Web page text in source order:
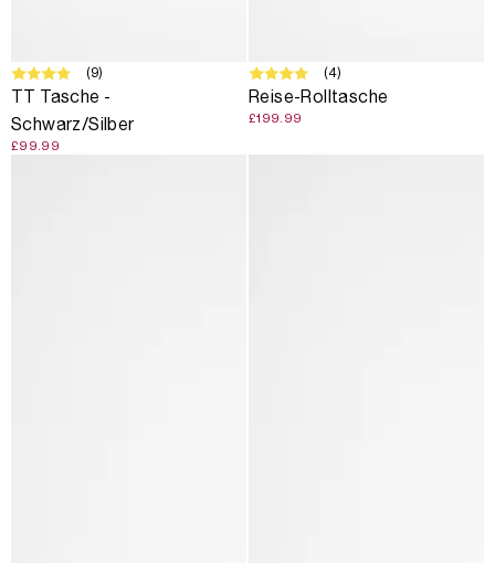
AUSVERKAUFT
(9)
TT Tasche -
Schwarz/Silber
£99.99
(4)
Reise-Rolltasche
£199.99